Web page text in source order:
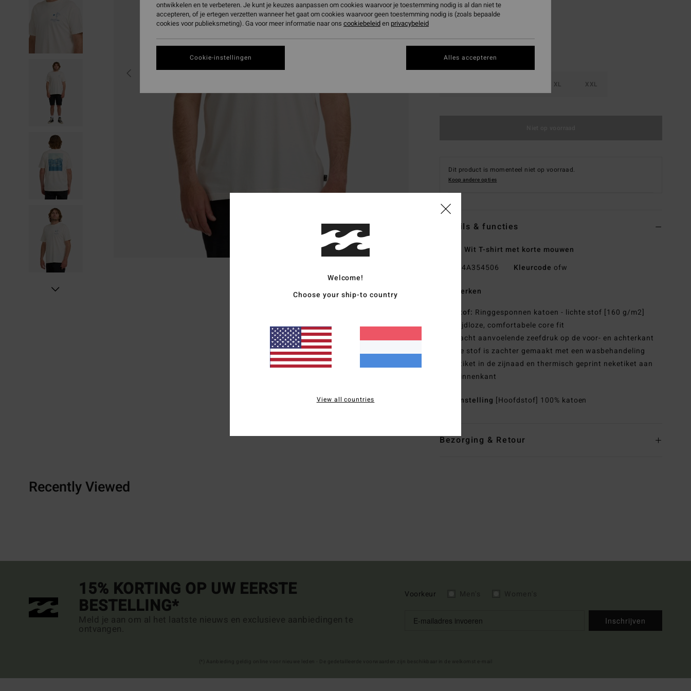
XL XXL
Dit product is momenteel niet op voorraad.
Koop andere opties
Details & functies
Heren Wit T-shirt met korte mouwen
24A354506 Kleurcode ofw
Kenmerken
Stof: Ringgesponnen katoen - lichte stof [160 g/m2]
Tijdloze, comfortabele core fit
Zacht aanvoelende zeefdruk op de voor- en achterkant
De stof is zachter gemaakt met een wasbehandeling
Etiket in de zijnaad en thermisch geprint neketiket aan
de binnenkant
Samenstelling [Hoofdstof] 100% katoen
Bezorging & Retour
Recently Viewed
15% KORTING OP UW EERSTE
BESTELLING*
Meld je aan om al het laatste nieuws en exclusieve aanbiedingen te
ontvangen.
Voorkeur
Inschrijven
Welcome!
Choose your ship-to country
View all countries
ontwikkelen en te verbeteren. Je kunt je keuzes aanpassen om cookies waarvoor je toestemming nodig is al dan niet te
accepteren, of je ertegen verzetten wanneer het gaat om cookies waarvoor geen toestemming nodig is (zoals bepaalde
cookies voor publieksmeting). Ga voor meer informatie naar ons cookiebeleiden privacybeleid
Cookie-instellingen Alles accepteren